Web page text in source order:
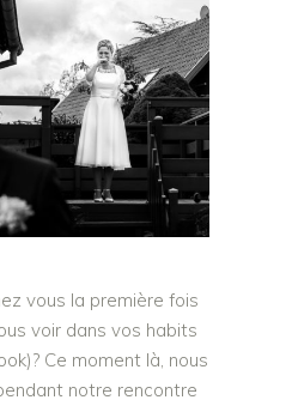
vous la première fois
voir dans vos habits
Ce moment là, nous
notre rencontre